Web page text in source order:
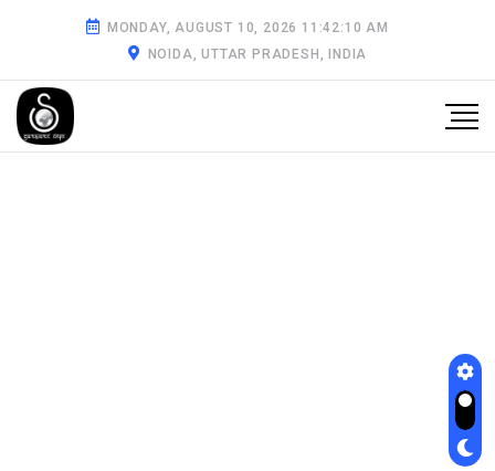
MONDAY, AUGUST 10, 2026 11:42:10 AM
NOIDA, UTTAR PRADESH, INDIA